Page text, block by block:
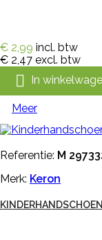
€ 2,99 incl. btw
€ 2,47 excl. btw
 In
Meer
Referentie: M
Merk: Keron